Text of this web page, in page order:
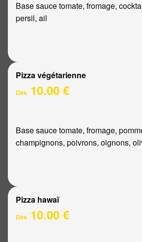
Base sauce tomate, fromage,
persil, ail
Pizza végétarienne
Dès 10.00 €
Base sauce tomate, fromage,
champignons, poivrons, oignons,
Pizza hawaï
Dès 10.00 €